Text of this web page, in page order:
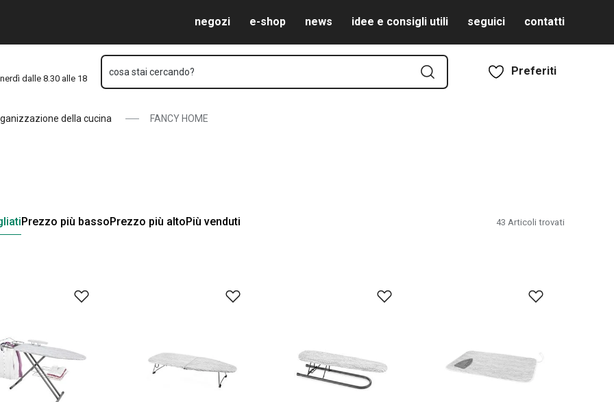
negozi e-shop news idee e consigli utili seguici contatti
dalle 8.30 alle 18
cosa stai cercando? Preferiti
della cucina FANCY HOME
Prezzo più bassoPrezzo più altoPiù venduti 43 Articoli trovati